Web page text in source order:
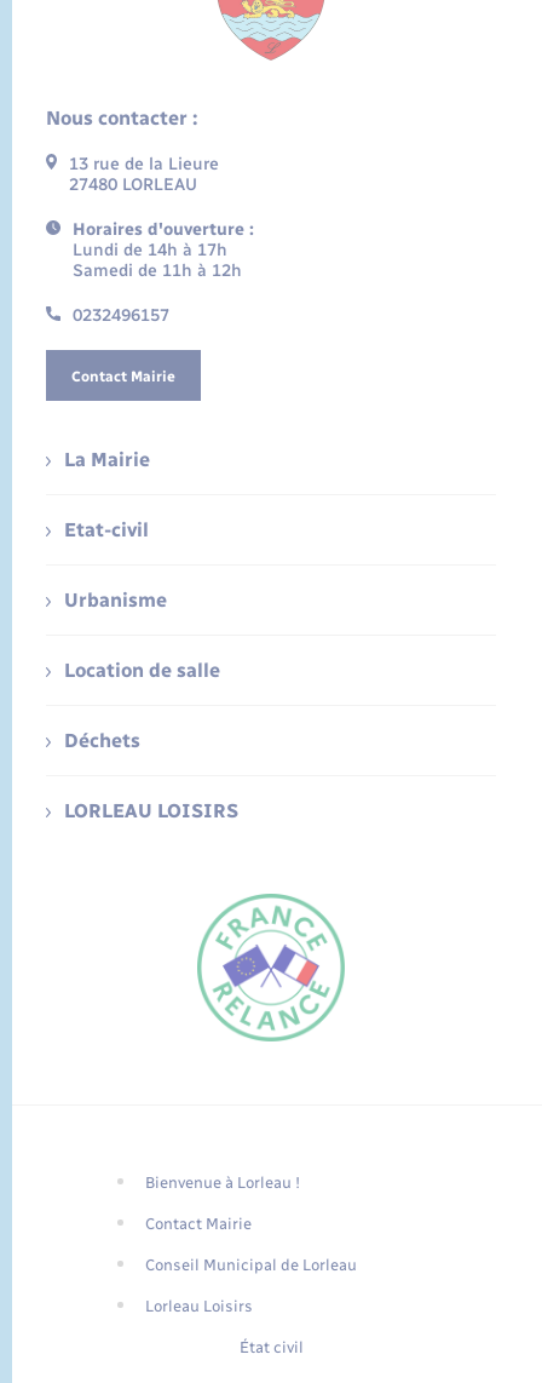
Traduction du
FR
Nous contacter :
13 rue de la Lieure
27480 LORLEAU
Horaires d'ouverture :
Lundi de 14h à 17h
Samedi de 11h à 12h
0232496157
Contact Mairie
La Mairie
Etat-civil
Urbanisme
Location de salle
Déchets
LORLEAU LOISIRS
Bienvenue à Lorleau !
Contact Mairie
Conseil Municipal de Lorleau
Lorleau Loisirs
État civil